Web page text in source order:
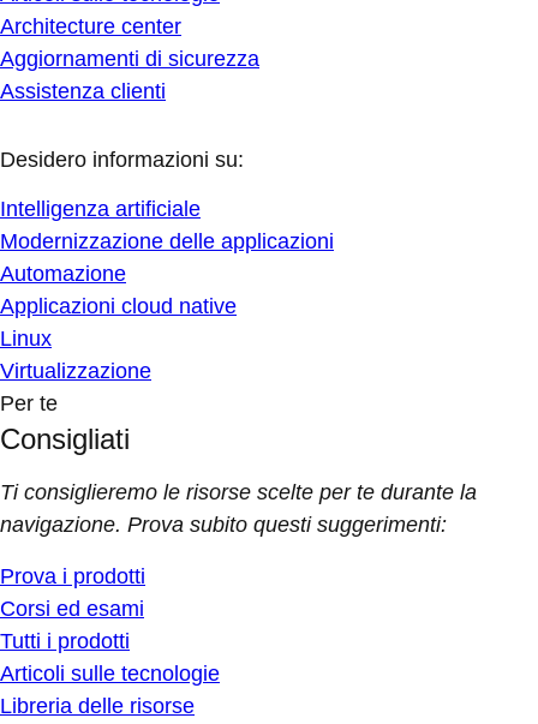
Architecture center
Aggiornamenti di sicurezza
Assistenza clienti
Desidero informazioni su:
Intelligenza artificiale
Modernizzazione delle applicazioni
Automazione
Applicazioni cloud native
Linux
Virtualizzazione
Per te
Consigliati
Ti consiglieremo le risorse scelte per te durante la
navigazione. Prova subito questi suggerimenti:
Prova i prodotti
Corsi ed esami
Tutti i prodotti
Articoli sulle tecnologie
Libreria delle risorse